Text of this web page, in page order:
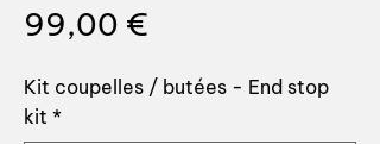
99,00 €
Kit coupelles / butées - End stop
kit *